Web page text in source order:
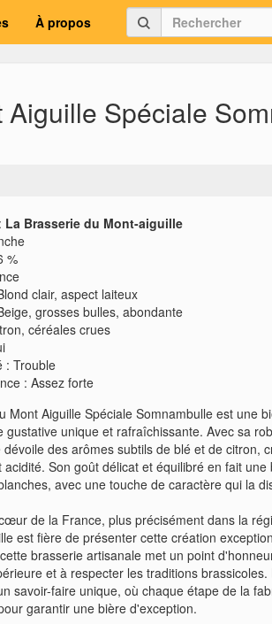
À propos
Spéciale
La Brasserie du Mont-aiguille
%
clair, aspect laiteux
grosses bulles, abondante
céréales crues
:Trouble
:Assez forte
Mont Aiguille Spéciale Somnambulle est une
gustative unique et rafraîchissante. Avec sa
dévoile des arômes subtils de blé et de citron,
acidité. Son goût délicat et équilibré en fait
avec une touche de caractère qui la
de la France, plus précisément dans la
est fière de présenter cette création
brasserie artisanale met un point
et à respecter les traditions
savoir-faire unique, où chaque étape de la
garantir une bière d'exception.